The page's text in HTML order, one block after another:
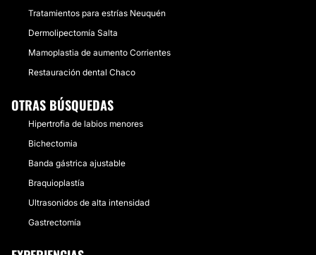
Tratamientos para estrías Neuquén
Dermolipectomía Salta
Mamoplastia de aumento Corrientes
Restauración dental Chaco
OTRAS BÚSQUEDAS
Hipertrofia de labios menores
Bichectomia
Banda gástrica ajustable
Braquioplastía
Ultrasonidos de alta intensidad
Gastrectomía